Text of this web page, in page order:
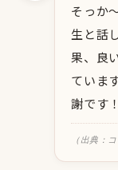
そっか
生と話
果、良
ていま
謝です！
（出典：